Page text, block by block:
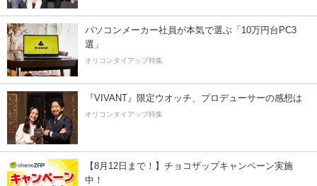
パソコンメーカー社員が本気で選ぶ「10万円台PC3
選」
オリコンタイアップ特集
『VIVANT』限定ウオッチ、プロデューサーの感想は
オリコンタイアップ特集
【8月12日まで！】チョコザップキャンペーン実施
中！